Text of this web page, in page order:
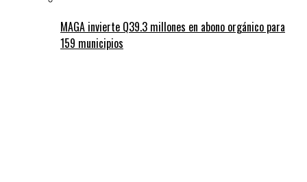
MAGA invierte Q39.3 millones en abono orgánico para
159 municipios